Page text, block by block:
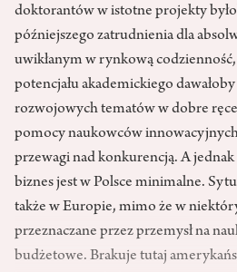
doktorantów w istotne projekty
późniejszego zatrudnienia dla
uwikłanym w rynkową
potencjału akademickiego
rozwojowych tematów w dobre
pomocy naukowców
przewagi nad konkurencją. A
biznes jest w Polsce minimalne.
także w Europie, mimo że w
przeznaczane przez przemysł na
budżetowe. Brakuje tutaj